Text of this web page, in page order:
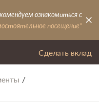
ознакомиться с
посещение"
Сделать вклад